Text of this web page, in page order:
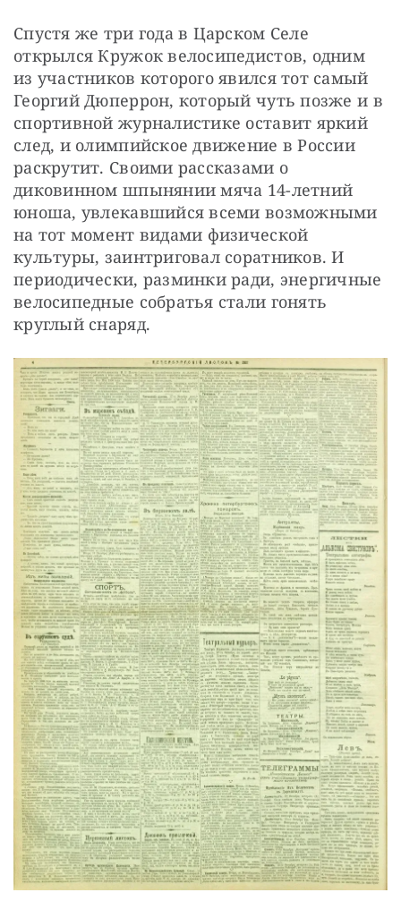
Спустя же три года в Царском Селе
открылся Кружок велосипедистов, одним
из участников которого явился тот самый
Георгий Дюперрон, который чуть позже и в
спортивной журналистике оставит яркий
след, и олимпийское движение в России
раскрутит. Своими рассказами о
диковинном шпынянии мяча 14-летний
юноша, увлекавшийся всеми возможными
на тот момент видами физической
культуры, заинтриговал соратников. И
периодически, разминки ради, энергичные
велосипедные собратья стали гонять
круглый снаряд.